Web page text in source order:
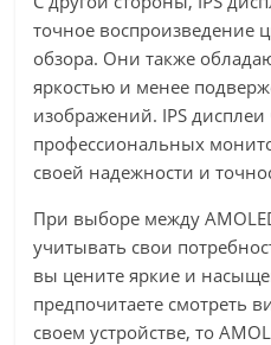
точное воспроизведение
обзора. Они также
яркостью и менее
изображений. IPS дисплеи
профессиональных
своей надежности и
При выборе между
учитывать свои
вы цените яркие и
предпочитаете смотреть
своем устройстве, то